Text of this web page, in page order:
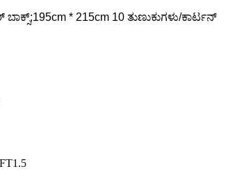
* 215cm 10 ತುಣುಕುಗಳು/ಕಾರ್ಟನ್